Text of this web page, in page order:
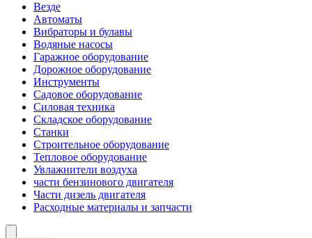
Везде
Автоматы
Вибраторы и булавы
Водяные насосы
Гаражное оборудование
Дорожное оборудование
Инструменты
Садовое оборудование
Силовая техника
Складское оборудование
Станки
Строительное оборудование
Тепловое оборудование
Увлажнители воздуха
части бензинового двигателя
Части дизель двигателя
Расходные материалы и запчасти